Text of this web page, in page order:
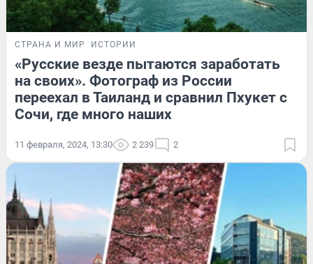
СТРАНА И МИР ИСТОРИИ
«Русские везде пытаются заработать
на своих». Фотограф из России
переехал в Таиланд и сравнил Пхукет с
Сочи, где много наших
11 февраля, 2024, 13:30 2 239 2